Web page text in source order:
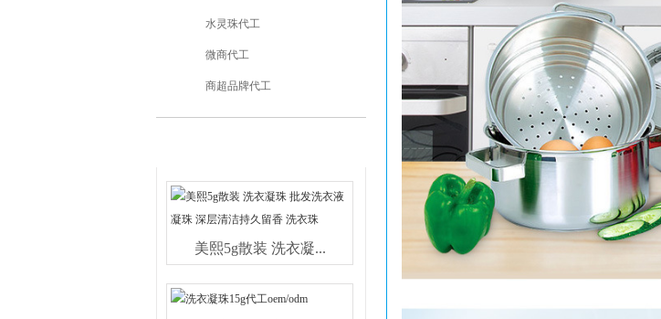
水灵珠代工
微商代工
商超品牌代工
美熙5g散装 洗衣凝...